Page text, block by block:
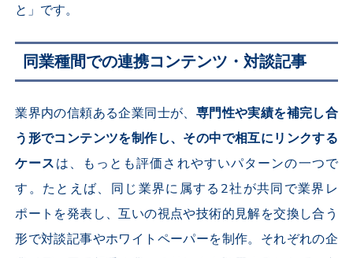
と」です。
同業種間での連携コンテンツ・対談記事
業界内の信頼ある企業同士が、 専門性や実績を補完し合
う形でコンテンツを制作し、その中で相互にリンクする
ケースは、もっとも評価されやすいパターンの一つで
す。たとえば、同じ業界に属する2社が共同で業界レ
ポートを発表し、互いの視点や技術的見解を交換し合う
形で対談記事やホワイトペーパーを制作。それぞれの企